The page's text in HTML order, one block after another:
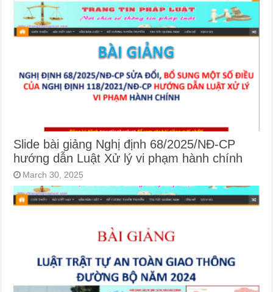
Slide bài giảng Nghị định 68/2025/NĐ-CP
hướng dẫn Luật Xử lý vi phạm hành chính
March 30, 2025